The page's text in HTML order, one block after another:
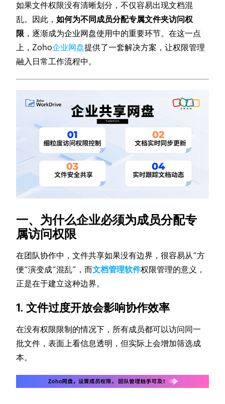
如果文件权限没有清晰划分，不仅容易出现文档混
乱。因此，如何为不同成员分配专属文件夹访问权
限 ，逐渐成为企业网盘使用中的重要环节。在这一点
上，Zoho企业网盘提供了一套解决方案，让权限管理
融入日常工作流程中。
一、为什么企业必须为成员分配专
属访问权限
在团队协作中，文件共享如果没有边界，很容易从“方
便”演变成“混乱”，而文档管理软件权限管理的意义，
正是在于建立这种边界。
1. 文件过度开放会影响协作效率
在没有权限限制的情况下，所有成员都可以访问同一
批文件，表面上看信息透明，但实际上会增加筛选成
本。